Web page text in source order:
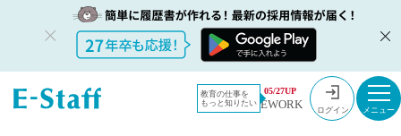
教育の仕事を
もっと知りたい
05/27UP
EWORK ログイン
教員採用情
報のイー・
採用情報
化学 中学高校の非常勤講師 急募